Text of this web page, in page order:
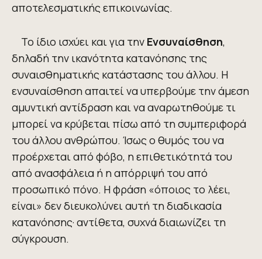
αποτελεσματικής επικοινωνίας.
Το ίδιο ισχύει και για την Ενσυναίσθηση,
δηλαδή την ικανότητα κατανόησης της
συναισθηματικής κατάστασης του άλλου. Η
ενσυναίσθηση απαιτεί να υπερβούμε την άμεση
αμυντική αντίδραση και να αναρωτηθούμε τι
μπορεί να κρύβεται πίσω από τη συμπεριφορά
του άλλου ανθρώπου. Ίσως ο θυμός του να
προέρχεται από φόβο, η επιθετικότητά του
από ανασφάλεια ή η απόρριψή του από
προσωπικό πόνο. Η φράση «όποιος το λέει,
είναι» δεν διευκολύνει αυτή τη διαδικασία
κατανόησης· αντίθετα, συχνά διαιωνίζει τη
σύγκρουση.